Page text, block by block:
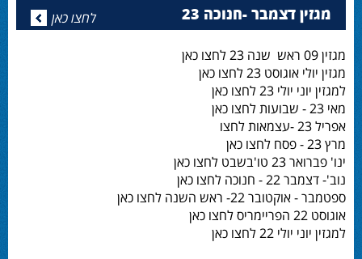
מגזין דצמבר -חנוכה 23 לחצו כאן
מגזין 09 ראש שנה 23 לחצו כאן
מגזין יולי אוגוסט 23 לחצו כאן
למגזין יוני יולי 23 לחצו כאן
מאי 23 - שבועות לחצו כאן
אפריל 23 -עצמאות לחצו
מרץ 23 - פסח לחצו כאן
ינו' פברואר 23 טו'בשבט לחצו כאן
נוב'- דצמבר 22 - חנוכה לחצו כאן
ספטמבר - אוקטובר 22- ראש השנה לחצו כאן
אוגוסט 22 הפריימריס לחצו כאן
למגזין יוני יולי 22 לחצו כאן